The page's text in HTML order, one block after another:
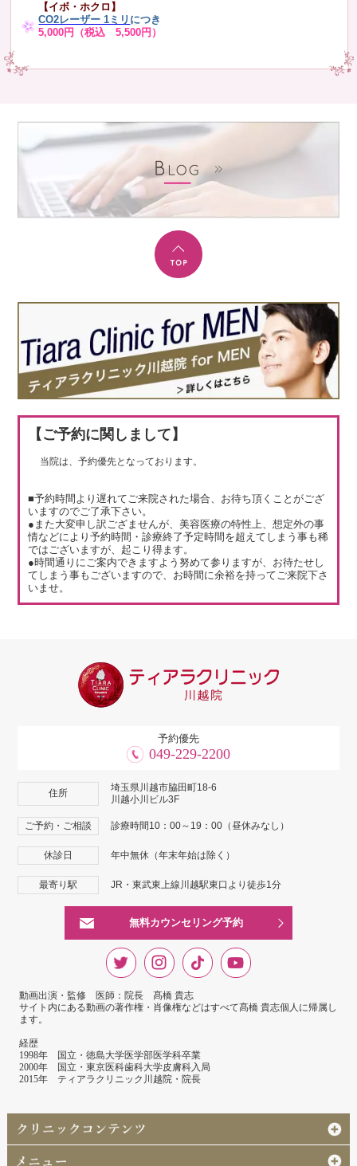
【イボ・ホクロ】
CO2レーザー 1ミリ につき
5,000円（税込 5,500円）
【ご予約に関しまして】
当院は、予約優先となっております。
■予約時間より遅れてご来院された場合、お待ち頂くことがござ
いますのでご了承下さい。
●また大変申し訳ござませんが、美容医療の特性上、想定外の事
情などにより予約時間・診療終了予定時間を超えてしまう事も稀
ではございますが、起こり得ます。
●時間通りにご案内できますよう努めて参りますが、お待たせし
てしまう事もございますので、お時間に余裕を持ってご来院下さ
いませ。
予約優先
049-229-2200
住所
埼玉県川越市脇田町18-6
川越小川ビル3F
ご予約・ご相談 診療時間10：00～19：00（昼休みなし）
休診日 年中無休（年末年始は除く）
最寄り駅 JR・東武東上線川越駅東口より徒歩1分
無料カウンセリング予約
動画出演・監修 医師：院長 髙橋 貴志
サイト内にある動画の著作権・肖像権などはすべて髙橋 貴志個人に帰属し
ます。
経歴
1998年 国立・徳島大学医学部医学科卒業
2000年 国立・東京医科歯科大学皮膚科入局
2015年 ティアラクリニック川越院・院長